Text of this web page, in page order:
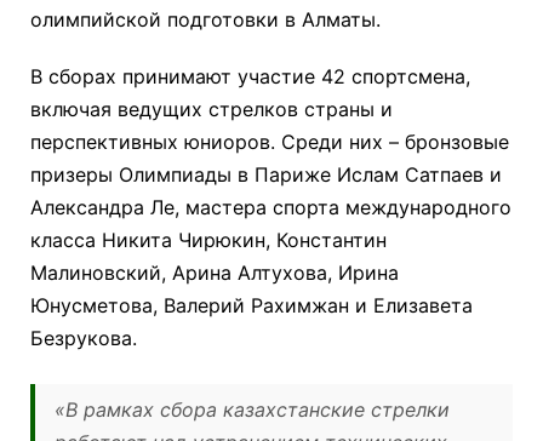
олимпийской подготовки в Алматы.
В сборах принимают участие 42 спортсмена,
включая ведущих стрелков страны и
перспективных юниоров. Среди них – бронзовые
призеры Олимпиады в Париже Ислам Сатпаев и
Александра Ле, мастера спорта международного
класса Никита Чирюкин, Константин
Малиновский, Арина Алтухова, Ирина
Юнусметова, Валерий Рахимжан и Елизавета
Безрукова.
«В рамках сбора казахстанские стрелки